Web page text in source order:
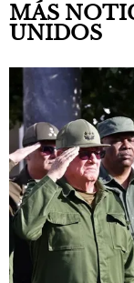
MÁS
UNIDOS